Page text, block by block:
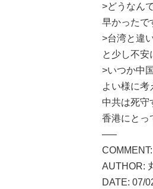
>どうなん
早かったで
>台湾と違
と少し不安
>いつか中
よい様に
中共は死守
香港にとっ
—–
COMMENT:
AUTHOR:
DATE: 07/